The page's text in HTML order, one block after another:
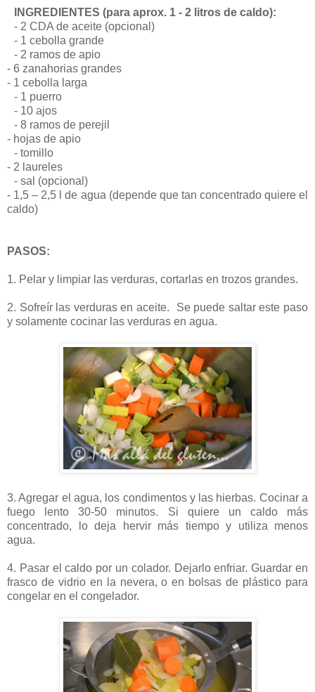
INGREDIENTES (para aprox. 1 - 2 litros de caldo):
- 2 CDA de aceite (opcional)
- 1 cebolla grande
- 2 ramos de apio
- 6 zanahorias grandes
- 1 cebolla larga
- 1 puerro
- 10 ajos
- 8 ramos de perejil
- hojas de apio
- tomillo
- 2 laureles
- sal (opcional)
- 1,5 – 2,5 l de agua (depende que tan concentrado quiere el
caldo)
PASOS:
1. Pelar y limpiar las verduras, cortarlas en trozos grandes.
2. Sofreír las verduras en aceite. Se puede saltar este paso
y solamente cocinar las verduras en agua.
3. Agregar el agua, los condimentos y las hierbas. Cocinar a
fuego lento 30-50 minutos. Si quiere un caldo más
concentrado, lo deja hervir más tiempo y utiliza menos
agua.
4. Pasar el caldo por un colador. Dejarlo enfriar. Guardar en
frasco de vidrio en la nevera, o en bolsas de plástico para
congelar en el congelador.